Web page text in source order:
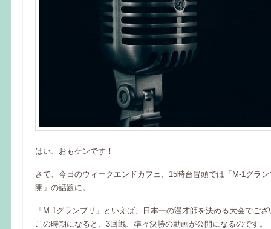
はい、おもケンです！
さて、今日のウィークエンドカフェ、15時台冒頭では「M-1グラ
開」の話題に。
「M-1グランプリ」といえば、日本一の漫才師を決める大会でご
この時期になると、3回戦、準々決勝の動画が公開になるのです。